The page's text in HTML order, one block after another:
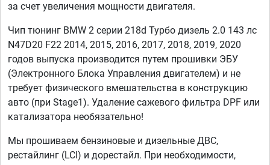
за счет увеличения мощности двигателя.
Чип тюнинг BMW 2 серии 218d Турбо дизель 2.0 143 лс
N47D20 F22 2014, 2015, 2016, 2017, 2018, 2019, 2020
годов выпуска производится путем прошивки ЭБУ
(Электронного Блока Управления двигателем) и не
требует физического вмешательства в конструкцию
авто (при Stage1). Удаление сажевого фильтра DPF или
катализатора необязательно!
Мы прошиваем бензиновые и дизельные ДВС,
рестайлинг (LCI) и дорестайл. При необходимости,